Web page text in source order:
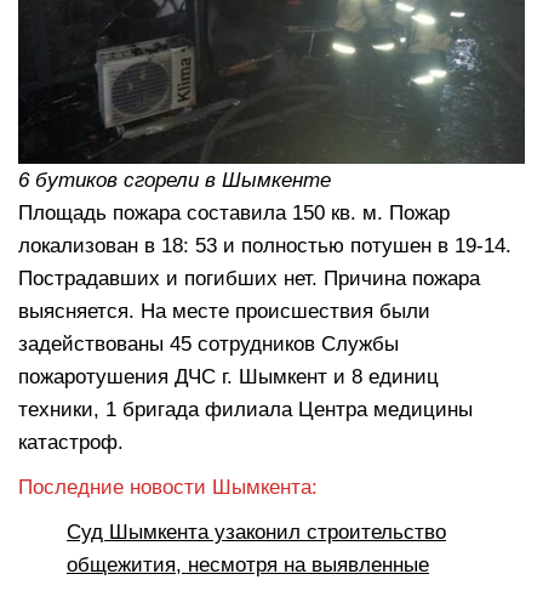
6 бутиков сгорели в Шымкенте
Площадь пожара составила 150 кв. м. Пожар
локализован в 18: 53 и полностью потушен в 19-14.
Пострадавших и погибших нет. Причина пожара
выясняется. На месте происшествия были
задействованы 45 сотрудников Службы
пожаротушения ДЧС г. Шымкент и 8 единиц
техники, 1 бригада филиала Центра медицины
катастроф.
Последние новости Шымкента:
Суд Шымкента узаконил строительство
общежития, несмотря на выявленные